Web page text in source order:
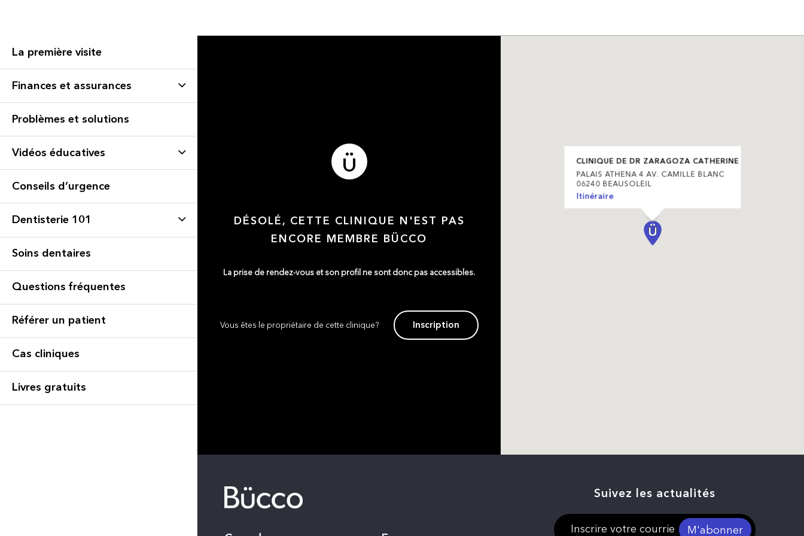
La première visite
Finances et assurances
Problèmes et solutions
Vidéos éducatives
Conseils d’urgence
Dentisterie 101
Soins dentaires
Questions fréquentes
Référer un patient
Cas cliniques
Livres gratuits
DÉSOLÉ, CETTE CLINIQUE N'EST PAS
ENCORE MEMBRE BÜCCO
La prise de rendez-vous et son profil ne sont donc pas accessibles.
Vous êtes le propriétaire de cette clinique? Inscription
CLINIQUE DE DR ZARAGOZA CATHERINE
PALAIS ATHENA 4 AV. CAMILLE BLANC
06240 BEAUSOLEIL
Itinéraire
Suivez les actualités
M'abonner